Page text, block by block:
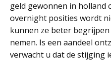
geld gewonnen in holland
overnight posities wordt
kunnen ze beter
nemen. Is een aandeel
verwacht u dat de stijging